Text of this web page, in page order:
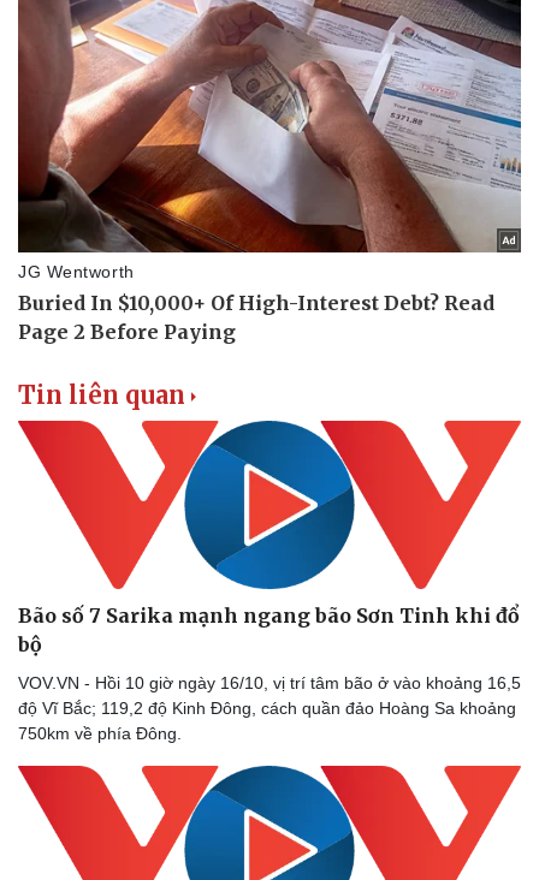
Doanh nghiệp
Thông tin doanh nghiệp
Doanh nghiệp 24h
Doanh nhân
Vì cộng đồng
Công nghệ
Tin Công nghệ
Trải nghiệm
Chuyển đổi số
Tin liên quan
Bão số 7 Sarika mạnh ngang bão Sơn Tinh khi đổ
bộ
VOV.VN - Hồi 10 giờ ngày 16/10, vị trí tâm bão ở vào khoảng 16,5
độ Vĩ Bắc; 119,2 độ Kinh Đông, cách quần đảo Hoàng Sa khoảng
750km về phía Đông.